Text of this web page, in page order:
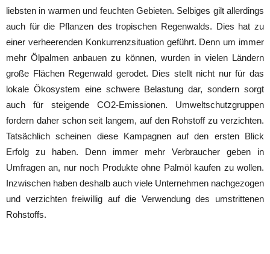
liebsten in warmen und feuchten Gebieten. Selbiges gilt allerdings
auch für die Pflanzen des tropischen Regenwalds. Dies hat zu
einer verheerenden Konkurrenzsituation geführt. Denn um immer
mehr Ölpalmen anbauen zu können, wurden in vielen Ländern
große Flächen Regenwald gerodet. Dies stellt nicht nur für das
lokale Ökosystem eine schwere Belastung dar, sondern sorgt
auch für steigende CO2-Emissionen. Umweltschutzgruppen
fordern daher schon seit langem, auf den Rohstoff zu verzichten.
Tatsächlich scheinen diese Kampagnen auf den ersten Blick
Erfolg zu haben. Denn immer mehr Verbraucher geben in
Umfragen an, nur noch Produkte ohne Palmöl kaufen zu wollen.
Inzwischen haben deshalb auch viele Unternehmen nachgezogen
und verzichten freiwillig auf die Verwendung des umstrittenen
Rohstoffs.